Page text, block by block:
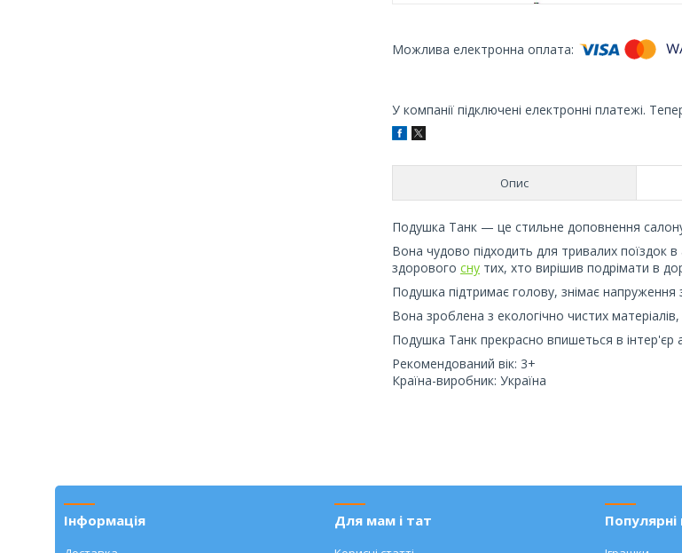
У компанії підключені електронні платежі.
Опис
Подушка Танк — це стильне доповнення
Вона чудово підходить для тривалих поїздок
здорового сну тих, хто вирішив подрімати в
Подушка підтримає голову, знімає напруження
Вона зроблена з екологічно чистих
Подушка Танк прекрасно впишеться в
Рекомендований вік: 3+
Країна-виробник: Україна
Інформація Для мам і тат Популярні